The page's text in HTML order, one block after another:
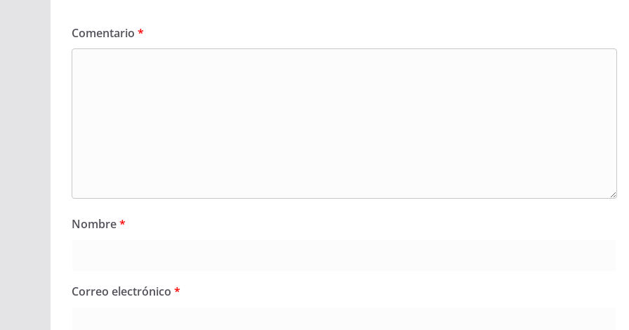
Comentario *
Nombre*
Correo electrónico *